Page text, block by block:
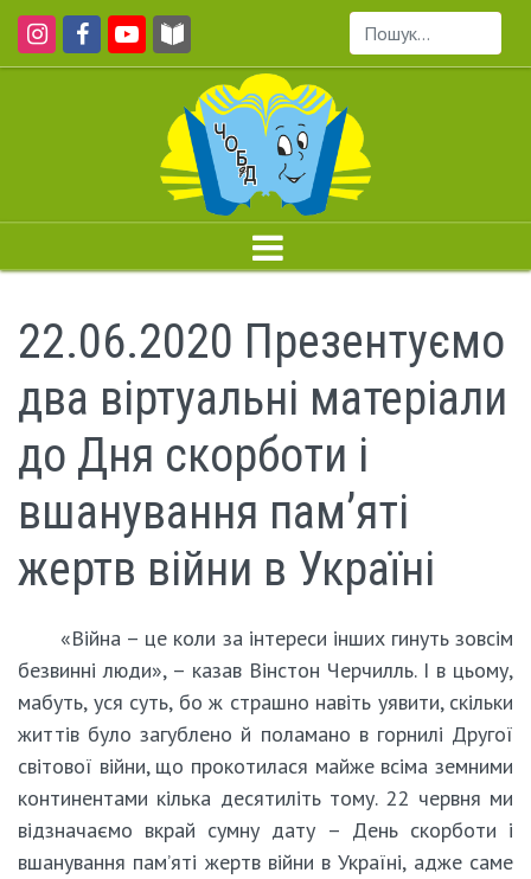
Пошук...
22.06.2020 Презентуємо
два віртуальні матеріали
до Дня скорботи і
вшанування пам’яті
жертв війни в Україні
«Війна – це коли за інтереси інших гинуть зовсім
безвинні люди», – казав Вінстон Черчилль. І в цьому,
мабуть, уся суть, бо ж страшно навіть уявити, скільки
життів було загублено й поламано в горнилі Другої
світової війни, що прокотилася майже всіма земними
континентами кілька десятиліть тому. 22 червня ми
відзначаємо вкрай сумну дату – День скорботи і
вшанування пам’яті жертв війни в Україні, адже саме